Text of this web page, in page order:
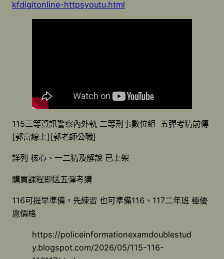
kfdigitonline-httpsyoutu.html
115三等資訊警察內外軌 二等刑事數位組 五彈考猜前傳
[郭富線上][郭老師公職]
詳列 核心、一二猜及解說 已上架
購買課程即送五彈考猜
116可提早準備，先練習 也可準備116、117二年班 極優
惠價格
https://policeinformationexamdoublestud
y.blogspot.com/2026/05/115-116-